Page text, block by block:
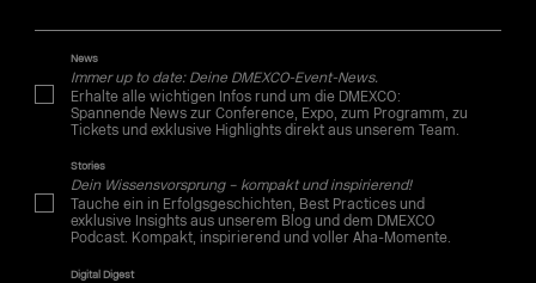
News
Immer up to date: Deine DMEXCO-Event-News.
Erhalte alle wichtigen Infos rund um die DMEXCO:
Spannende News zur Conference, Expo, zum Programm, zu
Tickets und exklusive Highlights direkt aus unserem Team.
Stories
Dein Wissensvorsprung – kompakt und inspirierend!
Tauche ein in Erfolgsgeschichten, Best Practices und
exklusive Insights aus unserem Blog und dem DMEXCO
Podcast. Kompakt, inspirierend und voller Aha-Momente.
Digital Digest